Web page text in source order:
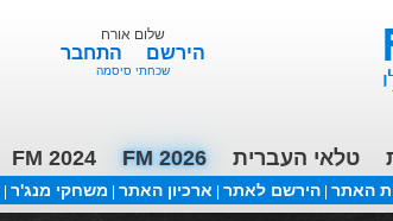
שלום אורח
הירשם התחבר
שכחתי סיסמה
טלאי העברית FM 2026
FM 2024
האתר |הירשם לאתר ארכיון האתר משחקי מנג'ר